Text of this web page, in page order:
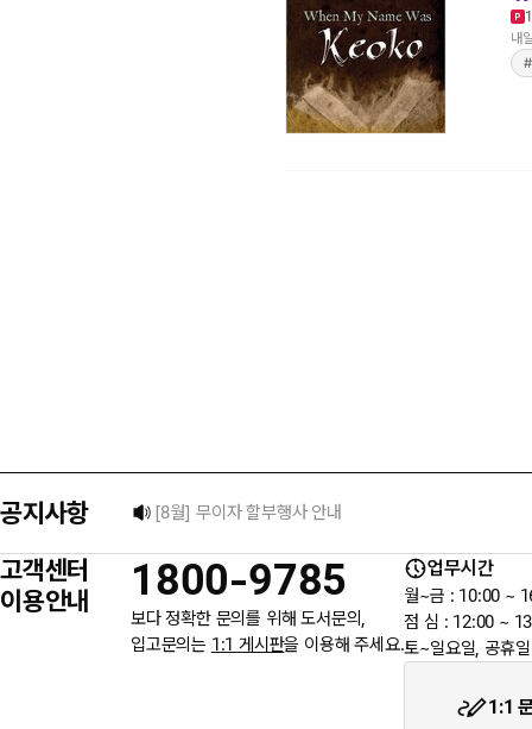
내
공지사항 ★ 입금자를 찾습니다.
6월 3일 지방선거일 휴무 안내
고객센터
이용안내
1800-9785
보다 정확한 문의를 위해 도서문의,
입고문의는 1:1 게시판을 이용해 주세요.
업무시간
월~금 : 10:00 ~
점 심 : 12:00 ~
토~일요일, 공휴
1:1